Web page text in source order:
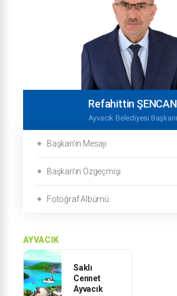
Refahittin ŞENCAN
Ayvacık Belediyesi Başkanı
Başkan'ın Mesajı
Başkan'ın Özgeçmişi
Fotoğraf Albümü
AYVACIK
Saklı
Cennet
Ayvacık